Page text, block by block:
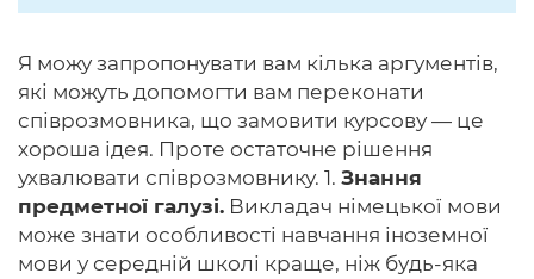
Я можу запропонувати вам кілька аргументів,
які можуть допомогти вам переконати
співрозмовника, що замовити курсову — це
хороша ідея. Проте остаточне рішення
ухвалювати співрозмовнику. 1. Знання
предметної галузі. Викладач німецької мови
може знати особливості навчання іноземної
мови у середній школі краще, ніж будь-яка